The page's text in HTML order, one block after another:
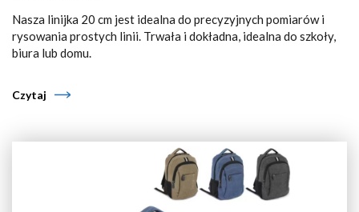
Nasza linijka 20 cm jest idealna do precyzyjnych pomiarów i
rysowania prostych linii. Trwała i dokładna, idealna do szkoły,
biura lub domu.
Czytaj